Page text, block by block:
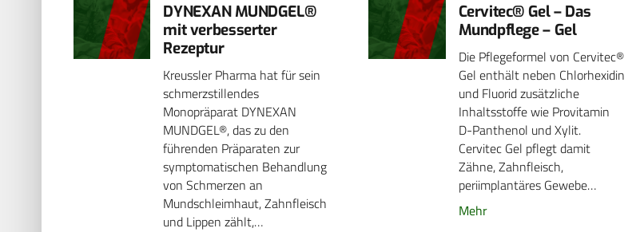
DYNEXAN MUNDGEL®
mit verbesserter
Rezeptur
Kreussler Pharma hat für sein
schmerzstillendes
Monopräparat DYNEXAN
MUNDGEL®, das zu den
führenden Präparaten zur
symptomatischen Behandlung
von Schmerzen an
Mundschleimhaut, Zahnfleisch
und Lippen zählt,…
Cervitec® Gel – Das
Mundpflege – Gel
Die Pflegeformel von Cervitec®
Gel enthält neben Chlorhexidin
und Fluorid zusätzliche
Inhaltsstoffe wie Provitamin
D-Panthenol und Xylit.
Cervitec Gel pflegt damit
Zähne, Zahnfleisch,
periimplantäres Gewebe…
Mehr